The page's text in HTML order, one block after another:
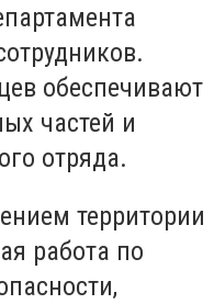
обеспечивают
частей и
отряда.
территории
работа по